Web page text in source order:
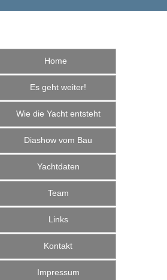
Home
Es geht weiter!
Wie die Yacht entsteht
Diashow vom Bau
Yachtdaten
Team
Links
Kontakt
Impressum